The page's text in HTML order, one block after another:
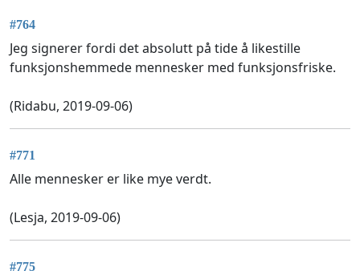
#764
Jeg signerer fordi det absolutt på tide å likestille
funksjonshemmede mennesker med funksjonsfriske.
(Ridabu, 2019-09-06)
#771
Alle mennesker er like mye verdt.
(Lesja, 2019-09-06)
#775